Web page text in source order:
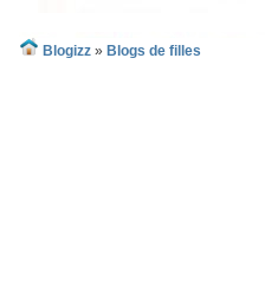
Blogizz » Blogs de filles